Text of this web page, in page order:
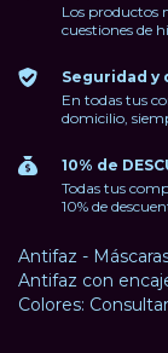
Los productos
cuestiones de
Seguridad y
En todas tus
domicilio,
10% de
Todas tus
10% de
Antifaz -
Antifaz con
Colores: